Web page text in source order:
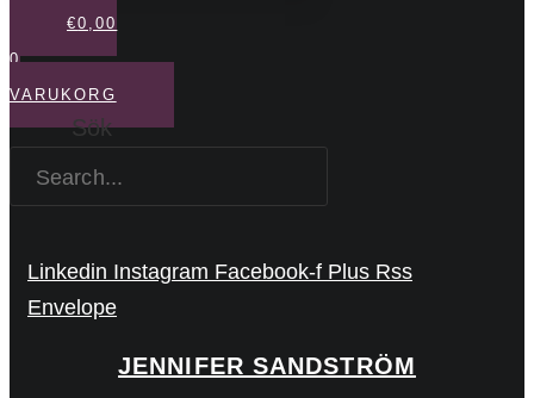
€0,00
0
VARUKORG
Sök
Linkedin Instagram Facebook-f Plus Rss
Envelope
JENNIFER SANDSTRÖM